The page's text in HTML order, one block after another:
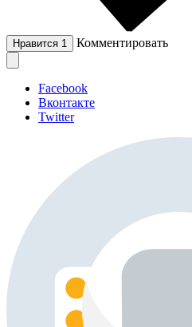
Нравится 1 Комментировать
Facebook
Вконтакте
Twitter